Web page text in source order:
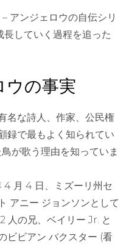
ンジェロウの自伝シリ
していく過程を追った
ウの事実
名な詩人、作家、公民権
録で最もよく知られてい
が歌う理由を知っていま
4 月 4 日、ミズーリ州セ
アニー ジョンソンとして
人の兄、ベイリー Jr. と
ビビアン バクスター (看